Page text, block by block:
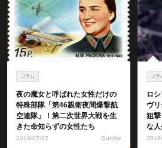
コラム
夜の魔女と呼ばれた女性だけの
特殊部隊「第46親衛夜間爆撃航
空連隊」！第二次世界大戦を生
きた命知らずの女性たち
2018/07/22 Gunfire
コラ
ロ
ヴ
狙
な人